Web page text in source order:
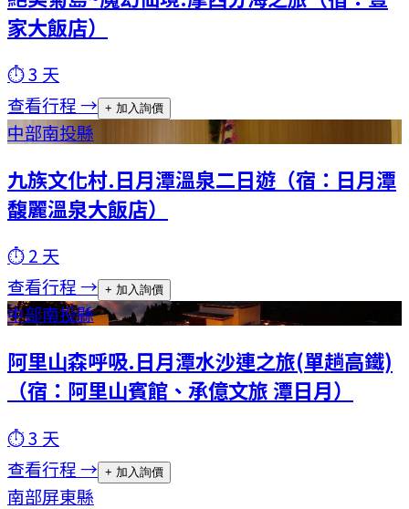
家大飯店）
⏱3 天
查看行程 → + 加入詢價
中部南投縣
九族文化村.日月潭溫泉二日遊（宿：日月潭
馥麗溫泉大飯店）
⏱2 天
查看行程 → + 加入詢價
中部南投縣
阿里山森呼吸.日月潭水沙連之旅(單趟高鐵)
（宿：阿里山賓館、承億文旅 潭日月）
⏱3 天
查看行程 → + 加入詢價
南部屏東縣